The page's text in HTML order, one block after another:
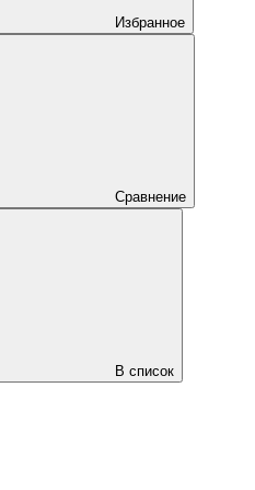
Избранное
Сравнение
В список